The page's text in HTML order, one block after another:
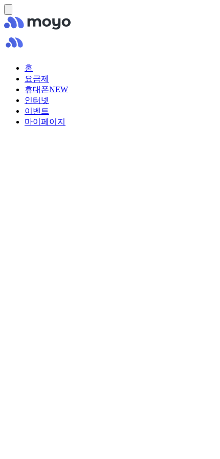
홈
요금제
휴대폰NEW
인터넷
이벤트
마이페이지